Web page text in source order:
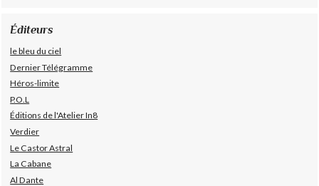
Éditeurs
le bleu du ciel
Dernier Télégramme
Héros-limite
P.O.L
Éditions de l'Atelier In8
Verdier
Le Castor Astral
La Cabane
Al Dante